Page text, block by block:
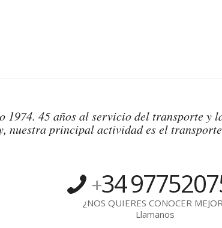
1974. 45 años al servicio del transporte y
nuestra principal actividad es el
+34
¿NOS QUIERES CONOCER
Llamanos